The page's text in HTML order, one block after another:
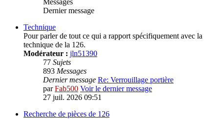
Dernier message
Technique
Pour parler de tout ce qui a rapport spécifiquement avec la
technique de la 126.
Modérateur : jln51390
77 Sujets
893 Messages
Dernier message Re: Verrouillage portière
parFab500 Voir le dernier message
27 juil. 2026 09:51
Recherche de pièces de 126